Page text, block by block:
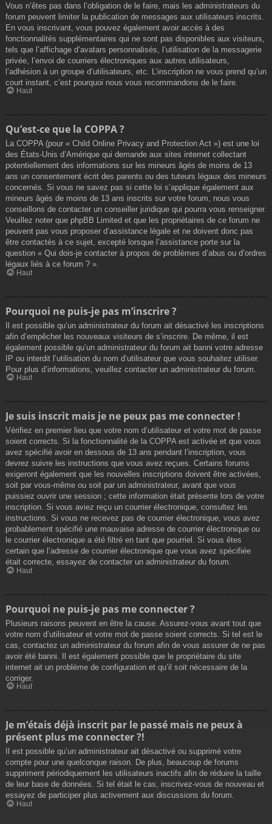
Vous n’êtes pas dans l’obligation de le faire, mais les administrateurs du
forum peuvent limiter la publication de messages aux utilisateurs inscrits.
En vous inscrivant, vous pouvez également avoir accès à des
fonctionnalités supplémentaires qui ne sont pas disponibles aux visiteurs,
tels que l’affichage d’avatars personnalisés, l’utilisation de la messagerie
privée, l’envoi de courriers électroniques aux autres utilisateurs,
l’adhésion à un groupe d’utilisateurs, etc. L’inscription ne vous prend qu’un
court instant, c’est pourquoi nous vous recommandons de le faire.
Haut
Qu’est-ce que la COPPA ?
La COPPA (pour « Child Online Privacy and Protection Act ») est une loi
des États-Unis d’Amérique qui demande aux sites internet collectant
potentiellement des informations sur les mineurs âgés de moins de 13
ans un consentement écrit des parents ou des tuteurs légaux des mineurs
concernés. Si vous ne savez pas si cette loi s’applique également aux
mineurs âgés de moins de 13 ans inscrits sur votre forum, nous vous
conseillons de contacter un conseiller juridique qui pourra vous renseigner.
Veuillez noter que phpBB Limited et que les propriétaires de ce forum ne
peuvent pas vous proposer d’assistance légale et ne doivent donc pas
être contactés à ce sujet, excepté lorsque l’assistance porte sur la
question « Qui dois-je contacter à propos de problèmes d’abus ou d’ordres
légaux liés à ce forum ? ».
Haut
Pourquoi ne puis-je pas m’inscrire ?
Il est possible qu’un administrateur du forum ait désactivé les inscriptions
afin d’empêcher les nouveaux visiteurs de s’inscrire. De même, il est
également possible qu’un administrateur du forum ait banni votre adresse
IP ou interdit l’utilisation du nom d’utilisateur que vous souhaitez utiliser.
Pour plus d’informations, veuillez contacter un administrateur du forum.
Haut
Je suis inscrit mais je ne peux pas me connecter !
Vérifiez en premier lieu que votre nom d’utilisateur et votre mot de passe
soient corrects. Si la fonctionnalité de la COPPA est activée et que vous
avez spécifié avoir en dessous de 13 ans pendant l’inscription, vous
devrez suivre les instructions que vous avez reçues. Certains forums
exigeront également que les nouvelles inscriptions doivent être activées,
soit par vous-même ou soit par un administrateur, avant que vous
puissiez ouvrir une session ; cette information était présente lors de votre
inscription. Si vous aviez reçu un courrier électronique, consultez les
instructions. Si vous ne recevez pas de courrier électronique, vous avez
probablement spécifié une mauvaise adresse de courrier électronique ou
le courrier électronique a été filtré en tant que pourriel. Si vous êtes
certain que l’adresse de courrier électronique que vous avez spécifiée
était correcte, essayez de contacter un administrateur du forum.
Haut
Pourquoi ne puis-je pas me connecter ?
Plusieurs raisons peuvent en être la cause. Assurez-vous avant tout que
votre nom d’utilisateur et votre mot de passe soient corrects. Si tel est le
cas, contactez un administrateur du forum afin de vous assurer de ne pas
avoir été banni. Il est également possible que le propriétaire du site
internet ait un problème de configuration et qu’il soit nécessaire de la
corriger.
Haut
Je m’étais déjà inscrit par le passé mais ne peux à
présent plus me connecter ?!
Il est possible qu’un administrateur ait désactivé ou supprimé votre
compte pour une quelconque raison. De plus, beaucoup de forums
suppriment périodiquement les utilisateurs inactifs afin de réduire la taille
de leur base de données. Si tel était le cas, inscrivez-vous de nouveau et
essayez de participer plus activement aux discussions du forum.
Haut